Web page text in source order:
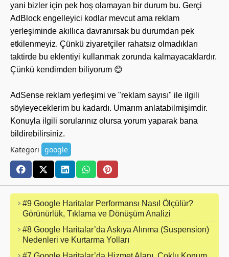
yani bizler için pek hoş olamayan bir durum bu. Gerçi
AdBlock engelleyici kodlar mevcut ama reklam
yerleşiminde akıllıca davranırsak bu durumdan pek
etkilenmeyiz. Çünkü ziyaretçiler rahatsız olmadıkları
taktirde bu eklentiyi kullanmak zorunda kalmayacaklardır.
Çünkü kendimden biliyorum 😊
AdSense reklam yerleşimi ve "reklam sayısı" ile ilgili
söyleyeceklerim bu kadardı. Umarım anlatabilmişimdir.
Konuyla ilgili sorularınız olursa yorum yaparak bana
bildirebilirsiniz.
Kategori google
#9 Google Haritalar Performansı Nasıl Ölçülür?
Görünürlük, Tıklama ve Dönüşüm Analizi
#8 Google Haritalar’da Askıya Alınma (Suspension)
Nedenleri ve Kurtarma Yolları